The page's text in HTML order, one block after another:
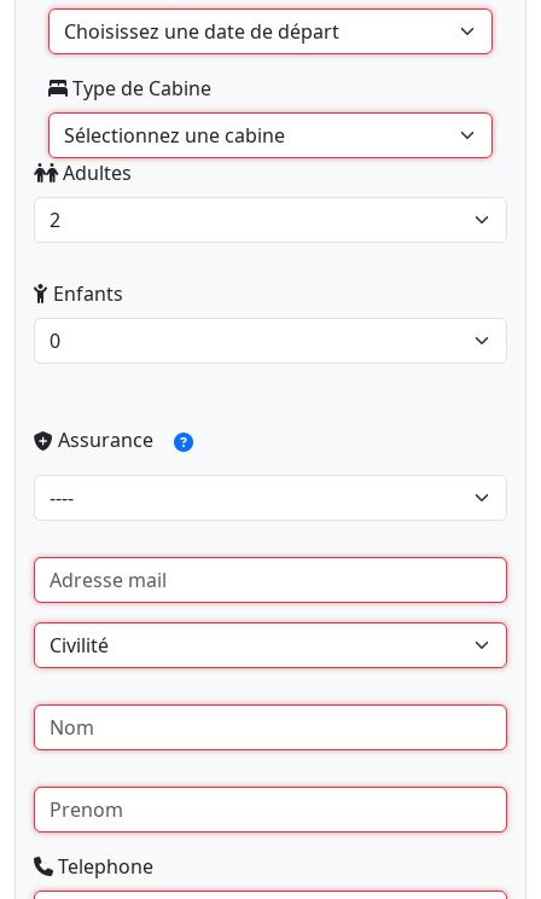
Type de Cabine
Adultes
Enfants
Assurance
Telephone